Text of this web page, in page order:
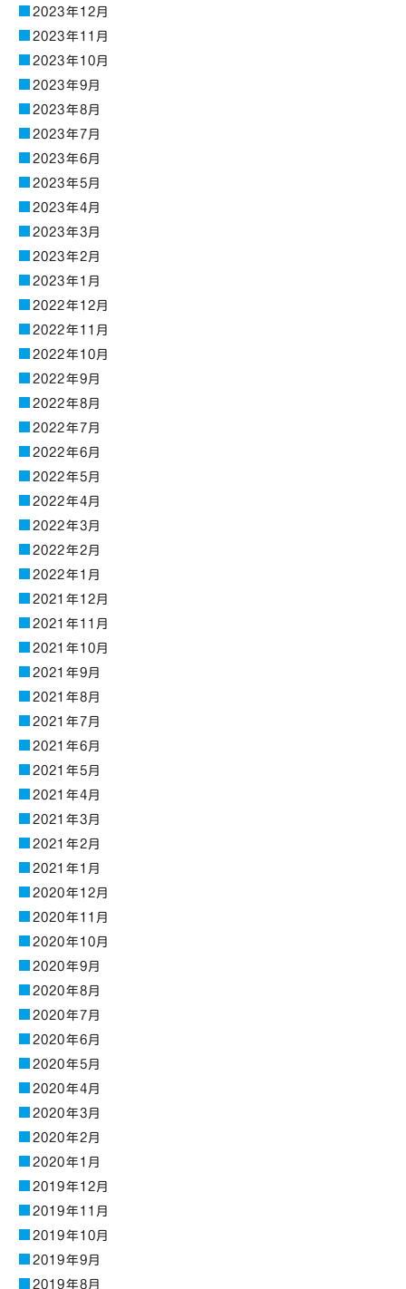
2023年12月
2023年11月
2023年10月
2023年9月
2023年8月
2023年7月
2023年6月
2023年5月
2023年4月
2023年3月
2023年2月
2023年1月
2022年12月
2022年11月
2022年10月
2022年9月
2022年8月
2022年7月
2022年6月
2022年5月
2022年4月
2022年3月
2022年2月
2022年1月
2021年12月
2021年11月
2021年10月
2021年9月
2021年8月
2021年7月
2021年6月
2021年5月
2021年4月
2021年3月
2021年2月
2021年1月
2020年12月
2020年11月
2020年10月
2020年9月
2020年8月
2020年7月
2020年6月
2020年5月
2020年4月
2020年3月
2020年2月
2020年1月
2019年12月
2019年11月
2019年10月
2019年9月
2019年8月